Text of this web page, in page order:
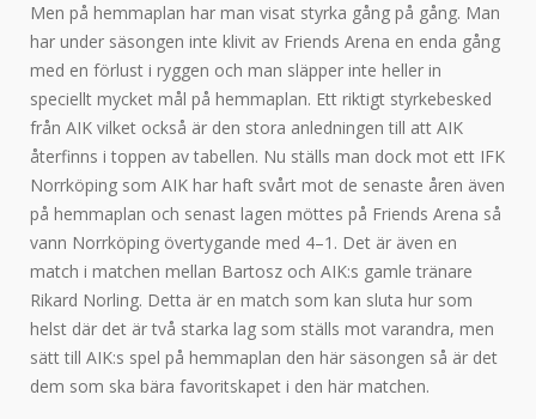
Men på hemmaplan har man visat styrka gång på gång. Man
har under säsongen inte klivit av Friends Arena en enda gång
med en förlust i ryggen och man släpper inte heller in
speciellt mycket mål på hemmaplan. Ett riktigt styrkebesked
från AIK vilket också är den stora anledningen till att AIK
återfinns i toppen av tabellen. Nu ställs man dock mot ett IFK
Norrköping som AIK har haft svårt mot de senaste åren även
på hemmaplan och senast lagen möttes på Friends Arena så
vann Norrköping övertygande med 4–1. Det är även en
match i matchen mellan Bartosz och AIK:s gamle tränare
Rikard Norling. Detta är en match som kan sluta hur som
helst där det är två starka lag som ställs mot varandra, men
sätt till AIK:s spel på hemmaplan den här säsongen så är det
dem som ska bära favoritskapet i den här matchen.